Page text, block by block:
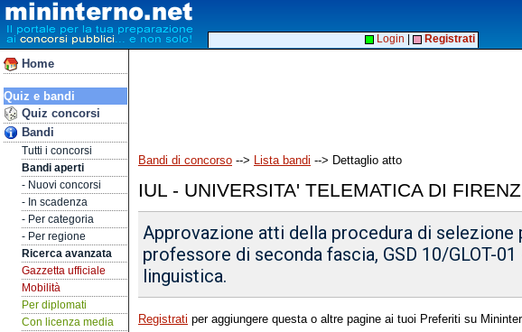
Home
Quiz e bandi
Quiz concorsi
Bandi
Tutti i concorsi
Bandi aperti
- Nuovi concorsi
- In scadenza
- Per categoria
- Per regione
Ricerca avanzata
Gazzetta ufficiale
Mobilità
Per diplomati
Con licenza media
Login Registrati
Bandi di concorso --> Lista bandi --> Dettaglio atto
IUL - UNIVERSITA' TELEMATICA DI
Approvazione atti della procedura di selezione
professore di seconda fascia, GSD 10/GLOT-
linguistica.
Registrati per aggiungere questa o altre pagine ai tuoi Preferiti su